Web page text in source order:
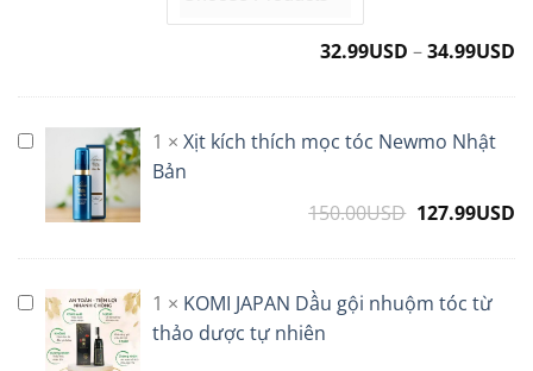
32.99USD –34.99USD
Xịt
mọc
Nhật
1 × Xịt kích thích mọc tóc Newmo Nhật
Bản
150.00USD Original
150.00USD.
127.99USD
KOMI
JAPAN
Dầu
1 × KOMI JAPAN Dầu gội nhuộm tóc từ
thảo dược tự nhiên